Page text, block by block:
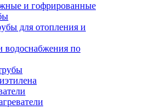
и гофрированные
для отопления и
водоснабжения по